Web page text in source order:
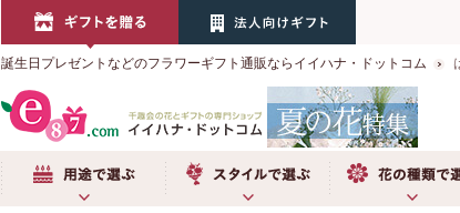
誕生日プレゼントなどのフラワーギフト通販ならイイハナ・ドットコム